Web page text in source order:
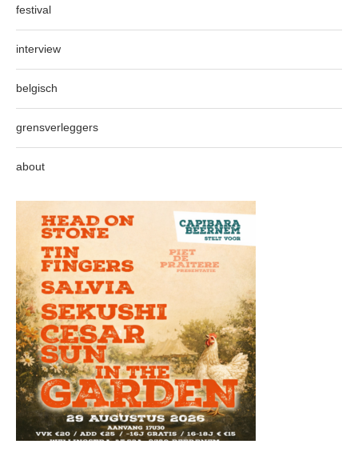
festival
interview
belgisch
grensverleggers
about